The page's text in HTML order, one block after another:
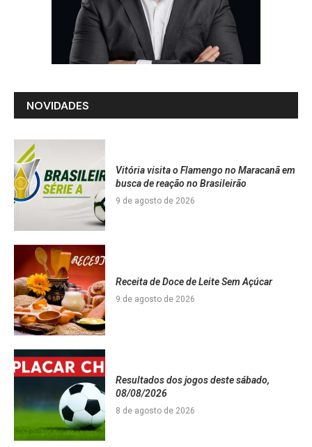
NOVIDADES
Vitória visita o Flamengo no Maracanã em
busca de reação no Brasileirão
9 de agosto de 2026
Receita de Doce de Leite Sem Açúcar
9 de agosto de 2026
Resultados dos jogos deste sábado,
08/08/2026
8 de agosto de 2026